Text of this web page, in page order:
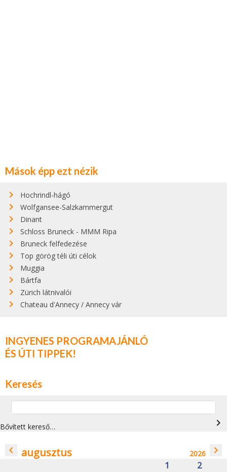
Mások épp ezt nézik
Hochrindl-hágó
Wolfgansee-Salzkammergut
Dinant
Schloss Bruneck - MMM Ripa
Bruneck felfedezése
Top görög téli úti célok
Muggia
Bártfa
Zürich látnivalói
Chateau d'Annecy / Annecy vár
INGYENES PROGRAMAJÁNLÓ
ÉS ÚTI TIPPEK!
Keresés
Bővített kereső… navigate_next
navigate_before augusztus 2026 navigate_next
1
2